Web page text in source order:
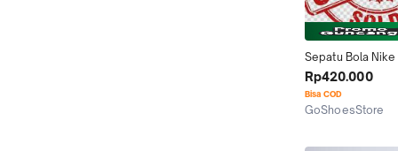
Sepatu Bola
Legend9 Putih
Fg Soccer
Rp420.000
Bisa COD
GoShoesStore